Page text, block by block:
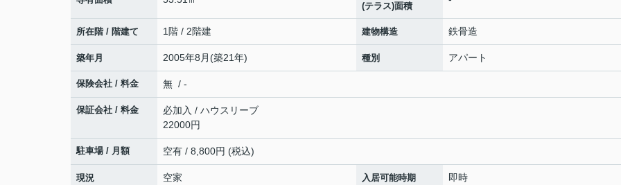
(テラス)面積
所在階 / 階建て 1階 / 2階建 建物構造 鉄骨造
築年月 2005年8月(築21年) 種別 アパート
保険会社 / 料金 無 / -
保証会社 / 料金
必加入 / ハウスリーブ
22000円
駐車場 / 月額 空有 / 8,800円 (税込)
現況 空家 入居可能時期 即時